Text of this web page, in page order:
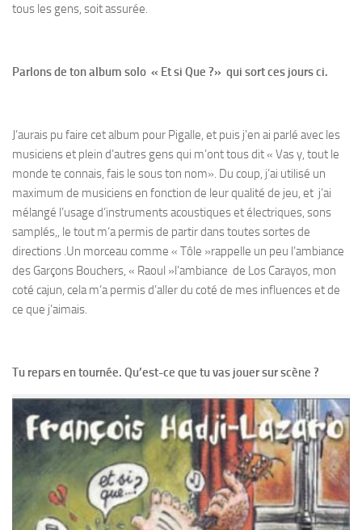
tous les gens, soit assurée.
Parlons de ton album solo « Et si Que ?» qui sort ces jours ci.
J’aurais pu faire cet album pour Pigalle, et puis j’en ai parlé avec les
musiciens et plein d’autres gens qui m’ont tous dit « Vas y, tout le
monde te connais, fais le sous ton nom». Du coup, j’ai utilisé un
maximum de musiciens en fonction de leur qualité de jeu, et j’ai
mélangé l’usage d’instruments acoustiques et électriques, sons
samplés,, le tout m‘a permis de partir dans toutes sortes de
directions .Un morceau comme « Tôle »rappelle un peu l’ambiance
des Garçons Bouchers, « Raoul »l’ambiance de Los Carayos, mon
coté cajun, cela m’a permis d’aller du coté de mes influences et de
ce que j’aimais.
Tu repars en tournée. Qu’est-ce que tu vas jouer sur scène ?